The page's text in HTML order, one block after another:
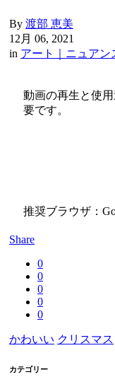
By 渡部 恵美
12月 06, 2021
in アート｜ニュアン
動画の再生と使
要です。
推奨ブラウザ：
Share
0
0
0
0
0
かわいい クリスマス
カテゴリー